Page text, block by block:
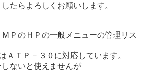
たらよろしくお願いします。
ＰのＨＰの一般メニューの管理リス
ＡＴＰ－３０に対応しています。
ないと使えませんが